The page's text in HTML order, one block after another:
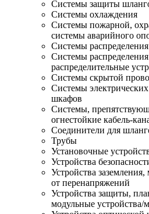
Системы защиты
Системы охлаждения
Системы пожарной,
системы аварийного
Системы
Системы
распределительные
Системы скрытой
Системы
шкафов
Системы,
огнестойкие кабель-
Соединители для
Трубы
Установочные
Устройства
Устройства
от перенапряжений
Устройства защиты,
модульные устройства/